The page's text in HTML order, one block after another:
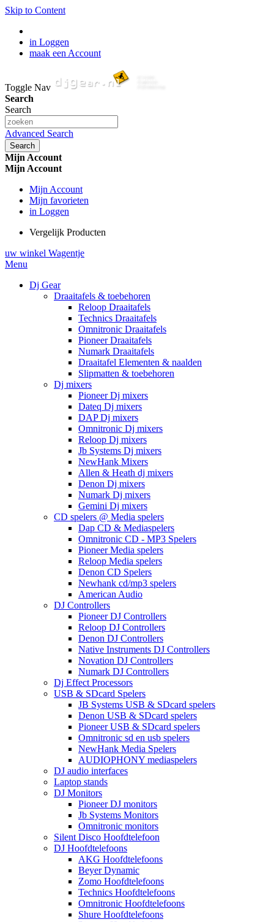
Skip to Content
in Loggen
maak een Account
Toggle Nav
Search
Search
Advanced Search
Search
Mijn Account
Mijn Account
Mijn Account
Mijn favorieten
in Loggen
Vergelijk Producten
uw winkel Wagentje
Menu
Dj Gear
Draaitafels & toebehoren
Reloop Draaitafels
Technics Draaitafels
Omnitronic Draaitafels
Pioneer Draaitafels
Numark Draaitafels
Draaitafel Elementen & naalden
Slipmatten & toebehoren
Dj mixers
Pioneer Dj mixers
Dateq Dj mixers
DAP Dj mixers
Omnitronic Dj mixers
Reloop Dj mixers
Jb Systems Dj mixers
NewHank Mixers
Allen & Heath dj mixers
Denon Dj mixers
Numark Dj mixers
Gemini Dj mixers
CD spelers @ Media spelers
Dap CD & Mediaspelers
Omnitronic CD - MP3 Spelers
Pioneer Media spelers
Reloop Media spelers
Denon CD Spelers
Newhank cd/mp3 spelers
American Audio
DJ Controllers
Pioneer DJ Controllers
Reloop DJ Controllers
Denon DJ Controllers
Native Instruments DJ Controllers
Novation DJ Controllers
Numark DJ Controllers
Dj Effect Processors
USB & SDcard Spelers
JB Systems USB & SDcard spelers
Denon USB & SDcard spelers
Pioneer USB & SDcard spelers
Omnitronic sd en usb spelers
NewHank Media Spelers
AUDIOPHONY mediaspelers
DJ audio interfaces
Laptop stands
DJ Monitors
Pioneer DJ monitors
Jb Systems Monitors
Omnitronic monitors
Silent Disco Hoofdtelefoon
DJ Hoofdtelefoons
AKG Hoofdtelefoons
Beyer Dynamic
Zomo Hoofdtelefoons
Technics Hoofdtelefoons
Omnitronic Hoofdtelefoons
Shure Hoofdtelefoons